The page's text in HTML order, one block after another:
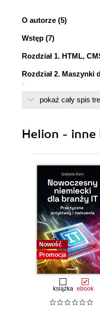
O autorze (5)
Wstęp (7)
Rozdział 1. HTML,
Rozdział 2. Maszynki
2.2. Webnode (29)
2.5. Google Sites -
2.8. SMS-em o
Rozdział 3.
3.1. WordPress -
3.2. WordPress z
3.3. Nazwa.pl -
Podsumowanie i
Skorowidz (111)
pokaż cały spis
Helion - inne
Nowość
Promocja
książka ebook